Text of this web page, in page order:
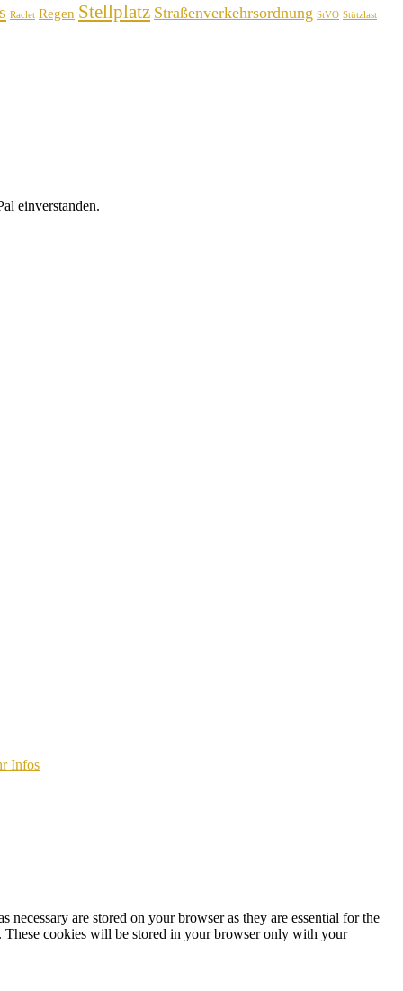
Raclet Regen Stellplatz Straßenverkehrsordnung StVO Stützlast
einverstanden.
Infos
are stored on your browser as they are essential for the
These cookies will be stored in your browser only with your